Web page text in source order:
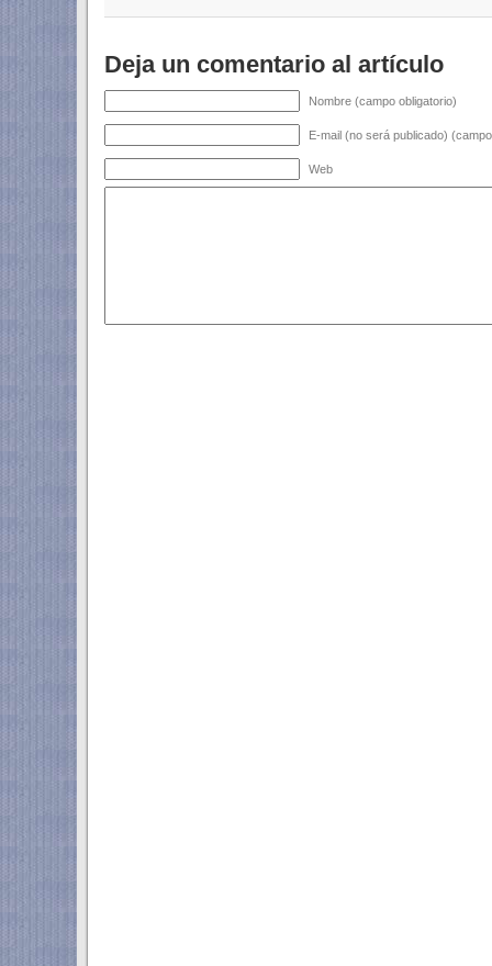
Deja un comentario al artículo
Nombre (campo obligatorio)
E-mail (no será publicado)
Web